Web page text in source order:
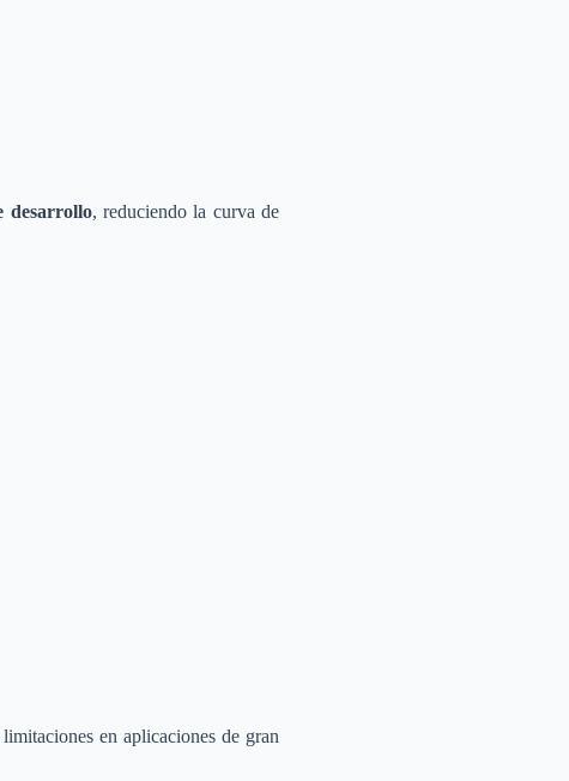
desarrollo, reduciendo la curva de
en aplicaciones de gran